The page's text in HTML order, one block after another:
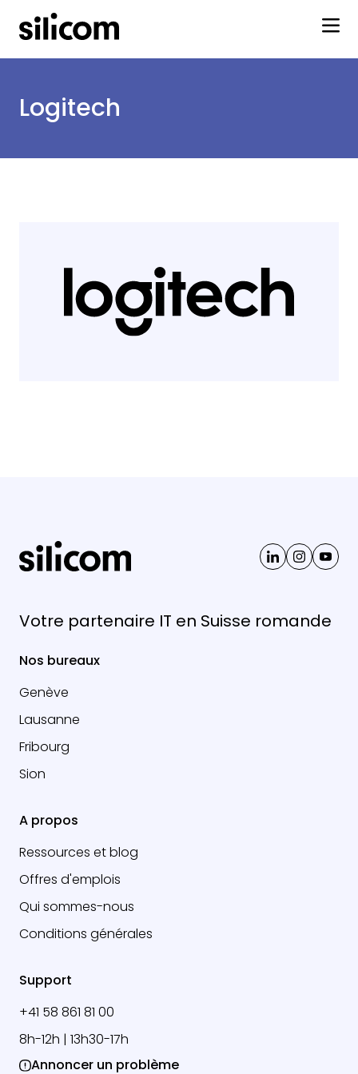
Logitech
Votre partenaire IT en Suisse romande
Nos bureaux
Genève
Lausanne
Fribourg
Sion
A propos
Ressources et blog
Offres d'emplois
Qui sommes-nous
Conditions générales
Support
+41 58 861 81 00
8h-12h | 13h30-17h
Annoncer un problème